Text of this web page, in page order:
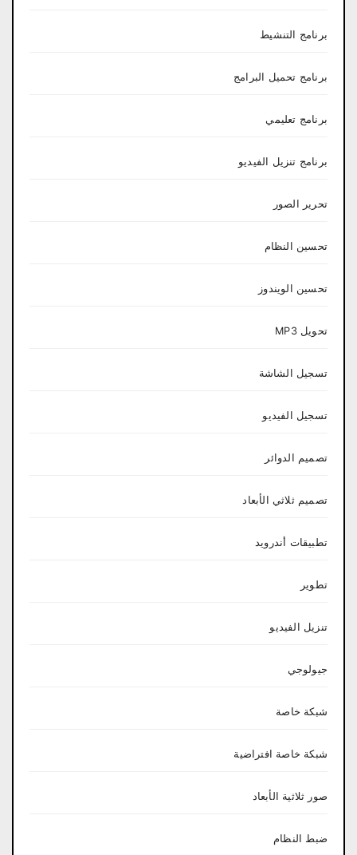
برنامج التنشيط
برنامج تحميل البرامج
برنامج تعليمي
برنامج تنزيل الفيديو
تحرير الصور
تحسين النظام
تحسين الويندوز
تحويل MP3
تسجيل الشاشة
تسجيل الفيديو
تصميم الدوائر
تصميم ثلاثي الأبعاد
تطبيقات أندرويد
تطوير
تنزيل الفيديو
جيولوجي
شبكة خاصة
شبكة خاصة افتراضية
صور ثلاثية الأبعاد
ضبط النظام